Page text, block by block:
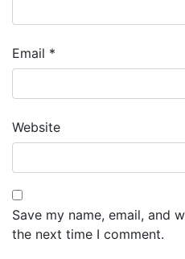
Email *
Website
Save my name, email, and
the next time I comment.